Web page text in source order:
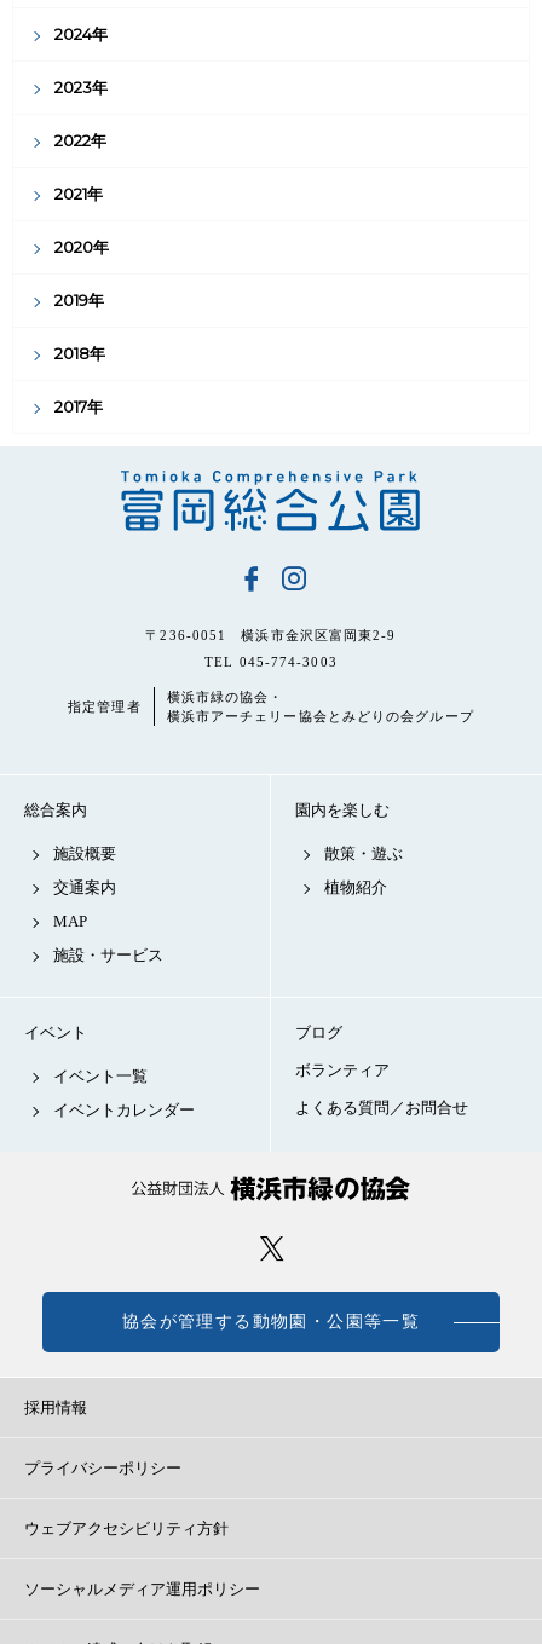
2024年
2023年
2022年
2021年
2020年
2019年
2018年
2017年
〒236-0051 横浜市金沢区富岡東2-9
TEL 045-774-3003
指定管理者
横浜市緑の協会・
横浜市アーチェリー協会とみどりの会グループ
総合案内
施設概要
交通案内
MAP
施設・サービス
園内を楽しむ
散策・遊ぶ
植物紹介
イベント
イベント一覧
イベントカレンダー
ブログ
ボランティア
よくある質問／お問合せ
協会が管理する動物園・公園等一覧
採用情報
プライバシーポリシー
ウェブアクセシビリティ方針
ソーシャルメディア運用ポリシー